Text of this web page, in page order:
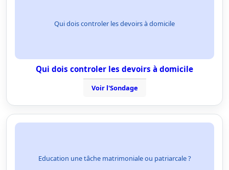
Qui dois controler les devoirs à domicile
Qui dois controler les devoirs à domicile
Voir l'Sondage
Education une tâche matrimoniale ou patriarcale ?